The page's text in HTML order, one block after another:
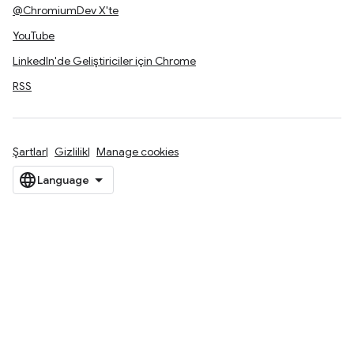
@ChromiumDev X'te
YouTube
LinkedIn'de Geliştiriciler için Chrome
RSS
Şartlar Gizlilik Manage cookies